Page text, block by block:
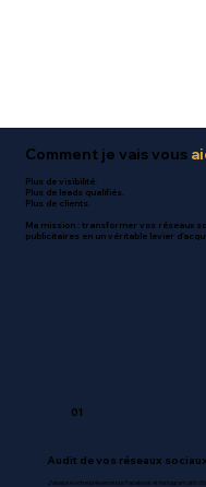
Comment je vais vous
Plus de visibilité.
Plus de leads qualifiés.
Plus de clients.
Ma mission: transformer vos réseaux
publicitaires en un véritable levier
01
Audit de vos réseaux sociaux
J'analyse votre présence sur Facebook et Instagram afin